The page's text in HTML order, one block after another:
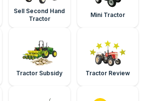
Sell Second Hand
Tractor
Mini Tractor
Tractor Subsidy Tractor Review